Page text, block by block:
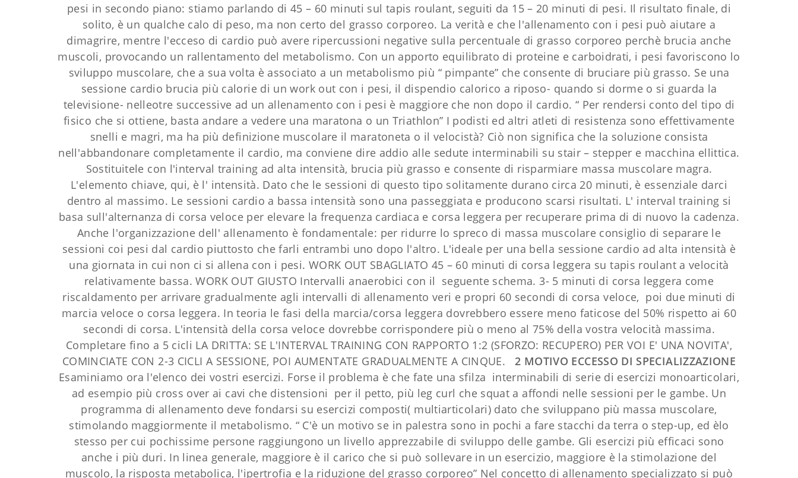
pesi in secondo piano: stiamo parlando di 45 – 60 minuti sul tapis roulant, seguiti da 15 – 20 minuti di pesi. Il risultato finale, di
solito, è un qualche calo di peso, ma non certo del grasso corporeo. La verità e che l'allenamento con i pesi può aiutare a
dimagrire, mentre l'ecceso di cardio può avere ripercussioni negative sulla percentuale di grasso corporeo perchè brucia anche
muscoli, provocando un rallentamento del metabolismo. Con un apporto equilibrato di proteine e carboidrati, i pesi favoriscono lo
sviluppo muscolare, che a sua volta è associato a un metabolismo più “ pimpante” che consente di bruciare più grasso. Se una
sessione cardio brucia più calorie di un work out con i pesi, il dispendio calorico a riposo- quando si dorme o si guarda la
televisione- nelleotre successive ad un allenamento con i pesi è maggiore che non dopo il cardio. “ Per rendersi conto del tipo di
fisico che si ottiene, basta andare a vedere una maratona o un Triathlon” I podisti ed altri atleti di resistenza sono effettivamente
snelli e magri, ma ha più definizione muscolare il maratoneta o il velocistà? Ciò non significa che la soluzione consista
nell'abbandonare completamente il cardio, ma conviene dire addio alle sedute interminabili su stair – stepper e macchina ellittica.
Sostituitele con l'interval training ad alta intensità, brucia più grasso e consente di risparmiare massa muscolare magra.
L'elemento chiave, qui, è l' intensità. Dato che le sessioni di questo tipo solitamente durano circa 20 minuti, è essenziale darci
dentro al massimo. Le sessioni cardio a bassa intensità sono una passeggiata e producono scarsi risultati. L' interval training si
basa sull'alternanza di corsa veloce per elevare la frequenza cardiaca e corsa leggera per recuperare prima di di nuovo la cadenza.
Anche l'organizzazione dell' allenamento è fondamentale: per ridurre lo spreco di massa muscolare consiglio di separare le
sessioni coi pesi dal cardio piuttosto che farli entrambi uno dopo l'altro. L'ideale per una bella sessione cardio ad alta intensità è
una giornata in cui non ci si allena con i pesi. WORK OUT SBAGLIATO 45 – 60 minuti di corsa leggera su tapis roulant a velocità
relativamente bassa. WORK OUT GIUSTO Intervalli anaerobici con il seguente schema. 3- 5 minuti di corsa leggera come
riscaldamento per arrivare gradualmente agli intervalli di allenamento veri e propri 60 secondi di corsa veloce, poi due minuti di
marcia veloce o corsa leggera. In teoria le fasi della marcia/corsa leggera dovrebbero essere meno faticose del 50% rispetto ai 60
secondi di corsa. L'intensità della corsa veloce dovrebbe corrispondere più o meno al 75% della vostra velocità massima.
Completare fino a 5 cicli LA DRITTA: SE L'INTERVAL TRAINING CON RAPPORTO 1:2 (SFORZO: RECUPERO) PER VOI E' UNA NOVITA',
COMINCIATE CON 2-3 CICLI A SESSIONE, POI AUMENTATE GRADUALMENTE A CINQUE.2 MOTIVO ECCESSO DI SPECIALIZZAZIONE
Esaminiamo ora l'elenco dei vostri esercizi. Forse il problema è che fate una sfilza interminabili di serie di esercizi monoarticolari,
ad esempio più cross over ai cavi che distensioni per il petto, più leg curl che squat a affondi nelle sessioni per le gambe. Un
programma di allenamento deve fondarsi su esercizi composti( multiarticolari) dato che sviluppano più massa muscolare,
stimolando maggiormente il metabolismo. “ C'è un motivo se in palestra sono in pochi a fare stacchi da terra o step-up, ed èlo
stesso per cui pochissime persone raggiungono un livello apprezzabile di sviluppo delle gambe. Gli esercizi più efficaci sono
anche i più duri. In linea generale, maggiore è il carico che si può sollevare in un esercizio, maggiore è la stimolazione del
muscolo, la risposta metabolica, l'ipertrofia e la riduzione del grasso corporeo” Nel concetto di allenamento specializzato si può